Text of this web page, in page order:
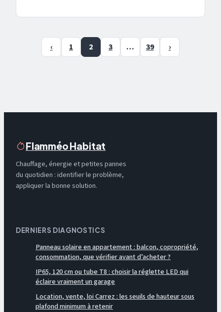
‹ 1 2 3 … 39 ›
Flamméo Habitat
Chauffage, énergie et petites pannes
du quotidien : identifier le problème,
appliquer la bonne solution.
DERNIERS DIAGNOSTICS
Panneau solaire en appartement : balcon, copropriété,
consommation, que vérifier avant d’acheter ?
IP65, 120 cm ou tube T8 : choisir la réglette LED qui
éclaire vraiment un garage
Location, vente, loi Carrez : les seuils de hauteur sous
plafond minimum à retenir